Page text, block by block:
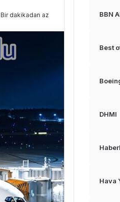
Bir dakikadan az BBN
Best
DHMI
Hava